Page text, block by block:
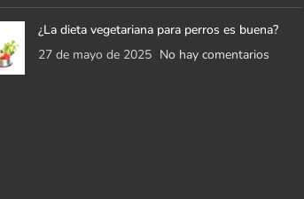
¿La dieta vegetariana para perros es buena?
27 de mayo de 2025 No hay comentarios